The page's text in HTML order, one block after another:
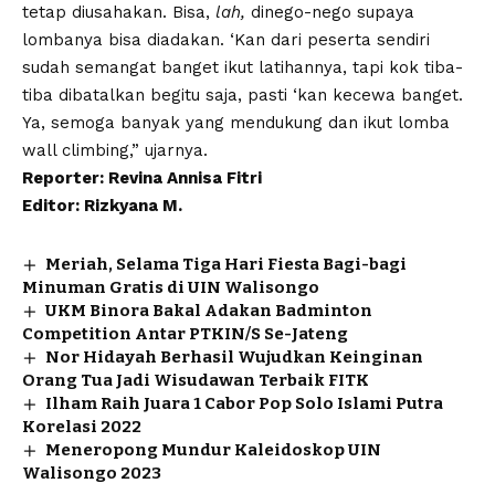
tetap diusahakan. Bisa, lah, dinego-nego supaya
lombanya bisa diadakan. ‘Kan dari peserta sendiri
sudah semangat banget ikut latihannya, tapi kok tiba-
tiba dibatalkan begitu saja, pasti ‘kan kecewa banget.
Ya, semoga banyak yang mendukung dan ikut lomba
wall climbing,” ujarnya.
Reporter: Revina Annisa Fitri
Editor: Rizkyana M.
Meriah, Selama Tiga Hari Fiesta Bagi-bagi
Minuman Gratis di UIN Walisongo
UKM Binora Bakal Adakan Badminton
Competition Antar PTKIN/S Se-Jateng
Nor Hidayah Berhasil Wujudkan Keinginan
Orang Tua Jadi Wisudawan Terbaik FITK
Ilham Raih Juara 1 Cabor Pop Solo Islami Putra
Korelasi 2022
Meneropong Mundur Kaleidoskop UIN
Walisongo 2023